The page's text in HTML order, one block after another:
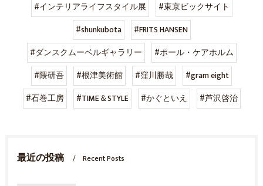
#インテリアライフスタイル展
#東京ビックサイト
#shunkubota
#FRITS HANSEN
#ダンスクムーベルギャラリー
#ポール・ケアホルム
#隈研吾
#根津美術館 #窪川勝哉
#gram eight
#石巻工房
#TIME＆STYLE #かぐといえ #芦沢啓治
最近の投稿 Recent Posts